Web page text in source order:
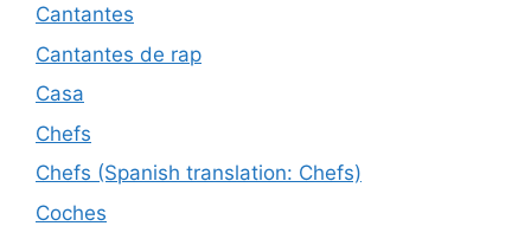
Cantantes
Cantantes de rap
Casa
Chefs
Chefs (Spanish translation: Chefs)
Coches